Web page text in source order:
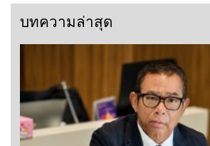
บทความล่าสุด